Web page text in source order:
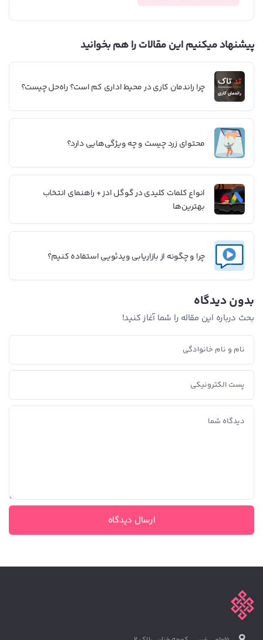
پیشنهاد میکنیم این مقالات را هم بخوانید
چرا راندمان کاری در محیط اداری کم است؟ راه‌حل چیست؟
محتوای زرد چیست و چه ویژگی‌هایی دارد؟
انواع کلمات کلیدی در گوگل ادز + راهنمای انتخاب
بهترین‌ها
چرا و چگونه از بازاریابی ویدئویی استفاده کنیم؟
بدون دیدگاه
بحث درباره این مقاله را شما آغاز کنید!